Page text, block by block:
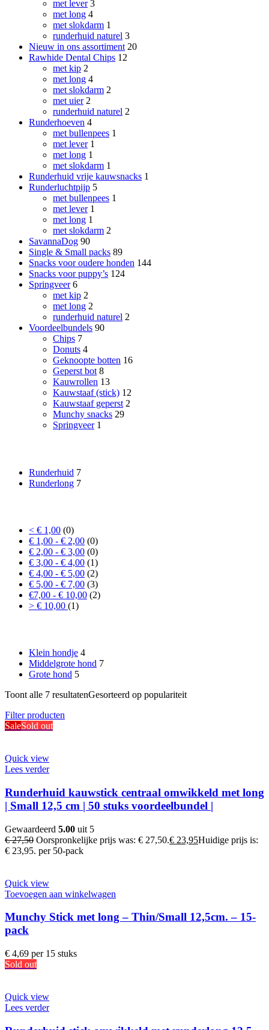
met lever 3
met long 4
met slokdarm 1
runderhuid naturel 3
Nieuw in ons assortiment 20
Rawhide Dental Chips 12
met kip 2
met long 4
met slokdarm 2
met uier 2
runderhuid naturel 2
Runderhoeven 4
met bullenpees 1
met lever 1
met long 1
met slokdarm 1
Runderhuid vrije kauwsnacks 1
Runderluchtpijp 5
met bullenpees 1
met lever 1
met long 1
met slokdarm 2
SavannaDog 90
Single & Small packs 89
Snacks voor oudere honden 144
Snacks voor puppy’s 124
Springveer 6
met kip 2
met long 2
runderhuid naturel 2
Voordeelbundels 90
Chips 7
Donuts 4
Geknoopte botten 16
Geperst bot 8
Kauwrollen 13
Kauwstaaf (stick) 12
Kauwstaaf geperst 2
Munchy snacks 29
Springveer 1
Runderhuid 7
Runderlong 7
< € 1,00 (0)
€ 1,00 - € 2,00 (0)
€ 2,00 - € 3,00 (0)
€ 3,00 - € 4,00 (1)
€ 4,00 - € 5,00 (2)
€ 5,00 - € 7,00 (3)
€7,00 - € 10,00 (2)
> € 10,00 (1)
Klein hondje 4
Middelgrote hond 7
Grote hond 5
Toont alle 7 resultatenGesorteerd op populariteit
Filter producten
SaleSold out
Quick view
Lees verder
Runderhuid kauwstick centraal omwikkeld met long
| Small 12,5 cm | 50 stuks voordeelbundel |
Gewaardeerd 5.00 uit 5
€27,50 Oorspronkelijke prijs was: € 27,50.€ 23,95Huidige prijs is:
€ 23,95. per 50-pack
Quick view
Toevoegen aan winkelwagen
Munchy Stick met long – Thin/Small 12,5cm. – 15-
pack
€ 4,69 per 15 stuks
Sold out
Quick view
Lees verder